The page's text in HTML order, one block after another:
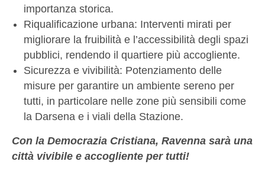
importanza storica.
Riqualificazione urbana: Interventi mirati per
migliorare la fruibilità e l’accessibilità degli spazi
pubblici, rendendo il quartiere più accogliente.
Sicurezza e vivibilità: Potenziamento delle
misure per garantire un ambiente sereno per
tutti, in particolare nelle zone più sensibili come
la Darsena e i viali della Stazione.
Con la Democrazia Cristiana, Ravenna sarà una
città vivibile e accogliente per tutti!